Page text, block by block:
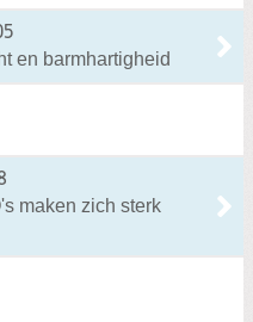
en barmhartigheid
maken zich sterk